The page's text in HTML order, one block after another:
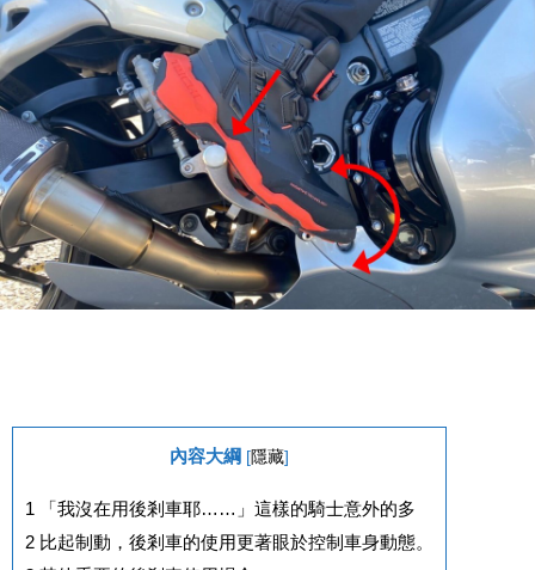
內容大綱 [隱藏]
1
「我沒在用後剎車耶……」這樣的騎士意外的多
2 比起制動，後剎車的使用更著眼於控制車身動態。